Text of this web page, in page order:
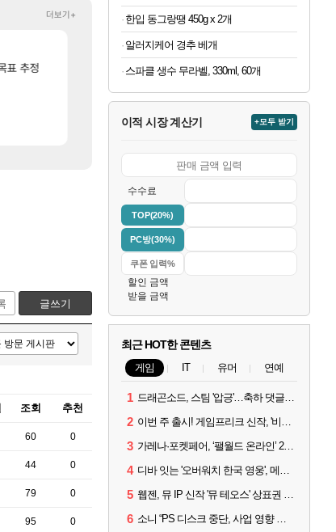
썬데이가 샤타가 아닌 큰 이유는 경매장 불안정때문일듯
파리바게트 본사에서 연락왔음 [130]
리니지M
메이플
재학이형도 결국. 사과보상줬는데 [55]
더보기+
표 추정
해외겜 중국 CXMT, D램 매출 점유율 7%…글로벌 4위로 부상
해외겜 AI발 원가 압박, 메인보드값 오르나
명조 명조 공식 이모티콘 이벤트 진행해봤습니다! 참여부터 추첨까지
리싱크드
해외겜 메모리 3사, 2027년 생산분 완판?
글쓰기
조회 추천
60 0
44 0
79 0
95 0
한입 동그랑땡 450g x 2개
알러지케어 경추 베개
스파클 생수 무라벨, 330ml, 60개
이적 시장 계산기 +모두 받기
수수료
TOP(20%)
PC방(30%)
할인 금액
받을 금액
최근 HOT한 콘텐츠
게임 IT 유머 연예
1 드래곤소드, 스팀 '압긍'…축하 댓글 달고 게임 코드 받자!
2 이번 주 출시! 게임프리크 신작, '비스트 오브 리인카네이션'
3 가레나·포켓페어, ‘팰월드 온라인’ 2026년 출시 예고
4 디바 잇는 '오버워치 한국 영웅', 메카 파일럿 디몬 나온다
5 웹젠, 뮤 IP 신작 '뮤 테오스' 상표권 출원
6 소니 “PS 디스크 중단, 사업 영향 없다”